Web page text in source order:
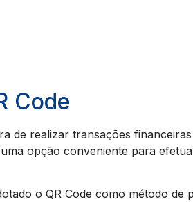
Code
de realizar transações
opção conveniente para
o QR Code como método